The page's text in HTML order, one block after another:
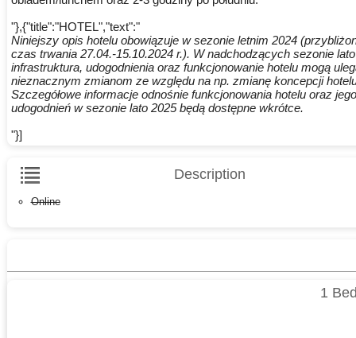
"},{"title":"HOTEL","text":"
Niniejszy opis hotelu obowiązuje w sezonie letnim 2024
czas trwania 27.04.-15.10.2024 r.). W nadchodzących sezonie
infrastruktura, udogodnienia oraz funkcjonowanie hotelu mogą
nieznacznym zmianom ze względu na np. zmianę koncepcji
Szczegółowe informacje odnośnie funkcjonowania hotelu oraz jego
udogodnień w sezonie lato 2025 będą dostępne wkrótce.
"}]
Description
Online
1